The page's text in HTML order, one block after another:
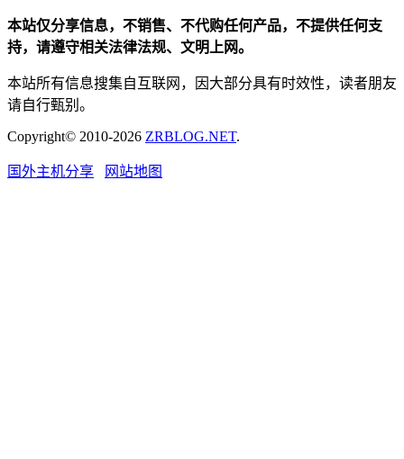
本站仅分享信息，不销售、不代购任何产品，不提供任何支
持，请遵守相关法律法规、文明上网。
本站所有信息搜集自互联网，因大部分具有时效性，读者朋友
请自行甄别。
Copyright© 2010-2026 ZRBLOG.NET.
国外主机分享 网站地图